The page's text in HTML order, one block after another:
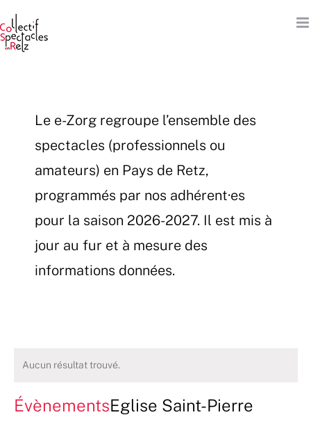
au
contenu
Le e-Zorg regroupe l’ensemble des
spectacles (professionnels ou
amateurs) en Pays de Retz,
programmés par nos adhérent·es
pour la saison 2026-2027. Il est mis à
jour au fur et à mesure des
informations données.
Aucun résultat trouvé.
ÉvènementsEglise Saint-Pierre